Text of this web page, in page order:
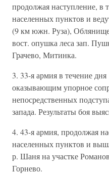
продолжая наступление, в
населенных пунктов и
(9 км южн. Руза),
вост. опушка леса зап.
Грачево, Митинка.
3. 33-я армия в течение
оказывающим упорное
непосредственных
запада. Результаты боя
4. 43-я армия, продолжая
населенных пунктов и
р. Шаня на участке
Горнево.